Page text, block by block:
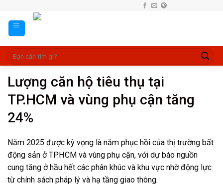
content
Lượng căn hộ tiêu thụ tại
TP.HCM và vùng phụ cận tăng
24%
Năm 2025 được kỳ vọng là năm phục hồi của thị trường bất
động sản ở TP.HCM và vùng phụ cận, với dự báo nguồn
cung tăng ở hầu hết các phân khúc và khu vực nhờ động lực
từ chính sách pháp lý và hạ tầng giao thông.